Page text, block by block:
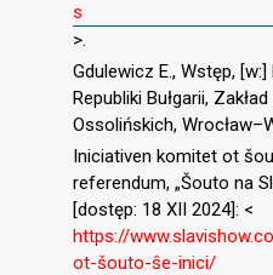
s
>.
Gdulewicz E., Wstęp,
Republiki Bułgarii,
Ossolińskich,
Iniciativen komitet ot
referendum, „Šouto na
[dostęp: 18 XII 2024]: <
https://
ot-šouto-ŝe-inici/